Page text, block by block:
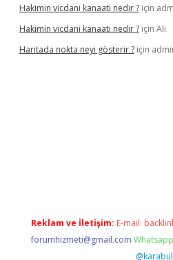
Hakimin vicdani kanaati nedir ? için
Hakimin vicdani kanaati nedir ? için Ali
Haritada nokta neyi gösterir ? için
Reklam ve İletişim: E-mail:
forumhizmeti@gmail.com
@karabul